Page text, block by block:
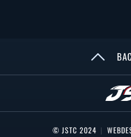
© JSTC 2024 |